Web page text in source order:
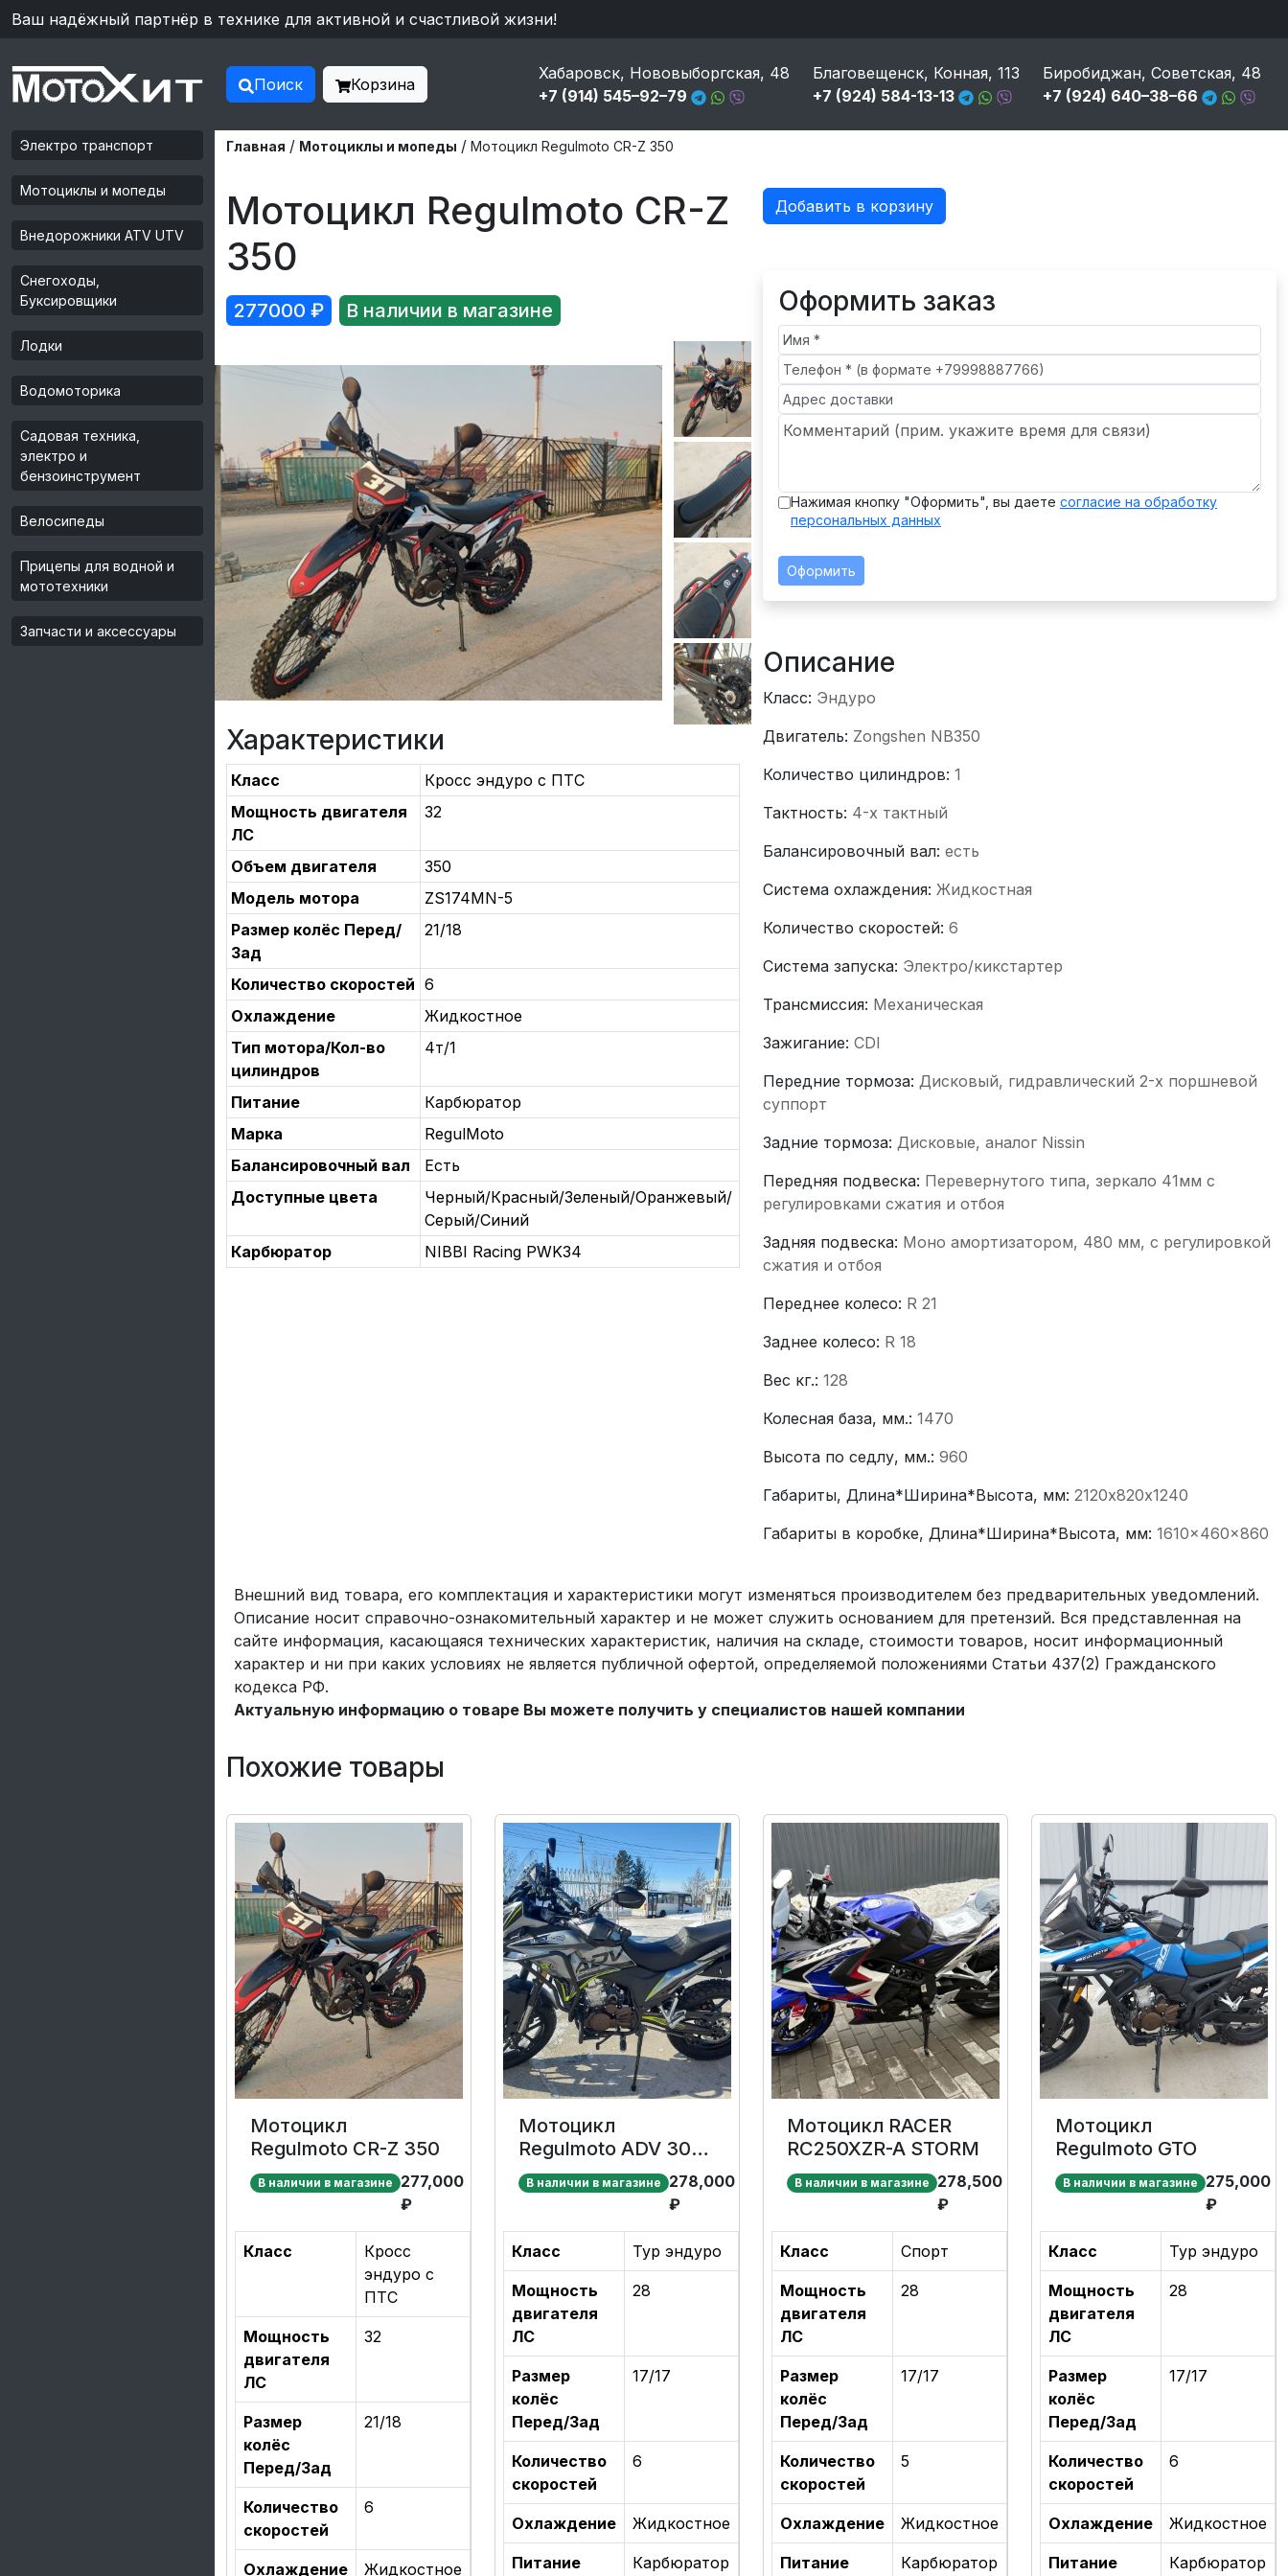
Ваш надёжный партнёр в технике для активной и счастливой жизни!
Поиск Корзина
Хабаровск, Нововыборгская, 48
+7 (914) 545–92–79
Благовещенск, Конная, 113
+7 (924) 584-13-13
Биробиджан, Советская, 48
+7 (924) 640–38–66
Электро транспорт
Мотоциклы и мопеды
Внедорожники ATV UTV
Снегоходы,
Буксировщики
Лодки
Водомоторика
Садовая техника,
электро и
бензоинструмент
Велосипеды
Прицепы для водной и
мототехники
Запчасти и аксессуары
Главная / Мотоциклы и мопеды / Мотоцикл Regulmoto CR-Z 350
Мотоцикл Regulmoto CR-Z
350
277000 ₽ В наличии в магазине
Характеристики
Класс
Кросс эндуро с ПТС
Мощность двигателя
ЛС
32
Объем двигателя
350
Модель мотора
ZS174MN-5
Размер колёс Перед/
Зад
21/18
Количество скоростей 6
Охлаждение
Жидкостное
Тип мотора/Кол-во
цилиндров
4т/1
Питание
Карбюратор
Марка
RegulMoto
Балансировочный вал
Есть
Доступные цвета
Черный/Красный/Зеленый/Оранжевый/
Серый/Синий
Карбюратор
NIBBI Racing PWK34
Добавить в корзину
Оформить заказ
Нажимая кнопку "Оформить", вы даете согласие на обработку
персональных данных
Оформить
Описание
Класс: Эндуро
Двигатель: Zongshen NB350
Количество цилиндров: 1
Тактность: 4-x тактный
Балансировочный вал: есть
Система охлаждения: Жидкостная
Количество скоростей: 6
Система запуска: Электро/кикстартер
Трансмиссия: Механическая
Зажигание: CDI
Передние тормоза: Дисковый, гидравлический 2-х поршневой
суппорт
Задние тормоза: Дисковые, аналог Nissin
Передняя подвеска: Перевернутого типа, зеркало 41мм с
регулировками сжатия и отбоя
Задняя подвеска: Моно амортизатором, 480 мм, с регулировкой
сжатия и отбоя
Переднее колесо: R 21
Заднее колесо: R 18
Вес кг.: 128
Колесная база, мм.: 1470
Высота по седлу, мм.: 960
Габариты, Длина*Ширина*Высота, мм: 2120х820х1240
Габариты в коробке, Длина*Ширина*Высота, мм: 1610×460×860
Внешний вид товара, его комплектация и характеристики могут изменяться производителем без предварительных уведомлений.
Описание носит справочно-ознакомительный характер и не может служить основанием для претензий. Вся представленная на
сайте информация, касающаяся технических характеристик, наличия на складе, стоимости товаров, носит информационный
характер и ни при каких условиях не является публичной офертой, определяемой положениями Статьи 437(2) Гражданского
кодекса РФ.
Актуальную информацию о товаре Вы можете получить у специалистов нашей компании
Похожие товары
Мотоцикл
Regulmoto CR-Z 350
В наличии в магазине 277,000
₽
Класс
Кросс
эндуро с
ПТС
Мощность
двигателя
ЛС
32
Размер
колёс
Перед/Зад
21/18
Количество
скоростей
6
Охлаждение Жидкостное
Мотоцикл
Regulmoto ADV 300
NB
В наличии в магазине 278,000
₽
Класс Тур эндуро
Мощность
двигателя
ЛС
28
Размер
колёс
Перед/Зад
17/17
Количество
скоростей
6
Охлаждение Жидкостное
Питание Карбюратор
Мотоцикл RACER
RC250XZR-A STORM
В наличии в магазине 278,500
₽
Класс Спорт
Мощность
двигателя
ЛС
28
Размер
колёс
Перед/Зад
17/17
Количество
скоростей
5
Охлаждение Жидкостное
Питание Карбюратор
Мотоцикл
Regulmoto GTO
В наличии в магазине 275,000
₽
Класс Тур эндуро
Мощность
двигателя
ЛС
28
Размер
колёс
Перед/Зад
17/17
Количество
скоростей
6
Охлаждение Жидкостное
Питание Карбюратор